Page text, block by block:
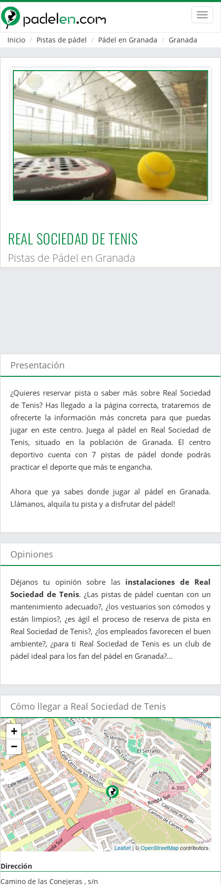
Inicio
Pistas de pádel Pádel en Granada Granada
REAL SOCIEDAD DE TENIS
Pistas de Pádel en Granada
Presentación
¿Quieres reservar pista o saber más sobre Real Sociedad
de Tenis? Has llegado a la página correcta, trataremos de
ofrecerte la información más concreta para que puedas
jugar en este centro. Juega al pádel en Real Sociedad de
Tenis, situado en la población de Granada. El centro
deportivo cuenta con 7 pistas de pádel donde podrás
practicar el deporte que más te engancha.
Ahora que ya sabes donde jugar al pádel en Granada.
Llámanos, alquila tu pista y a disfrutar del pádel!
Opiniones
Déjanos tu opinión sobre las instalaciones de Real
Sociedad de Tenis. ¿Las pistas de pádel cuentan con un
mantenimiento adecuado?, ¿los vestuarios son cómodos y
están limpios?, ¿es ágil el proceso de reserva de pista en
Real Sociedad de Tenis?, ¿los empleados favorecen el buen
ambiente?, ¿para ti Real Sociedad de Tenis es un club de
pádel ideal para los fan del pádel en Granada?...
Cómo llegar a Real Sociedad de Tenis
+
−
Leaflet| ©OpenStreetMapcontributors
Dirección
Camino de las Conejeras , s/n